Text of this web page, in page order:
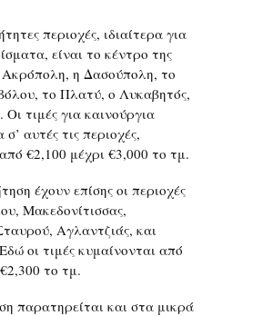
περιοχές, ιδιαίτερα για
είναι το κέντρο της
η Δασούπολη, το
το Πλατύ, ο Λυκαβητός,
τιμές για καινούργια
αυτές τις περιοχές,
€2,100 μέχρι €3,000 το τμ.
έχουν επίσης οι περιοχές
Μακεδονίτισσας,
Αγλαντζιάς, και
οι τιμές κυμαίνονται από
το τμ.
παρατηρείται και στα μικρά